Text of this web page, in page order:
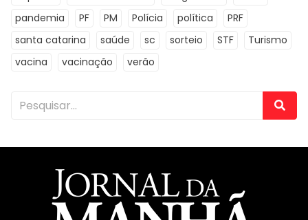
pandemia
PF PM Polícia política
PRF
santa catarina
saúde sc sorteio STF
Turismo
vacina
vacinação verão